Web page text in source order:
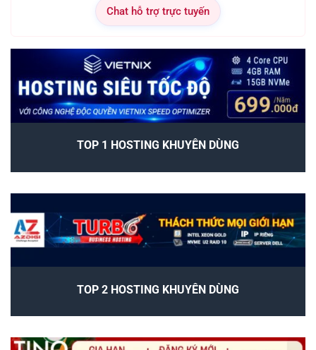
Chat hỗ trợ trực tuyến
TOP 1 HOSTING KHUYÊN DÙNG
TOP 2 HOSTING KHUYÊN DÙNG